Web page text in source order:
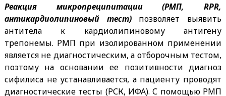
Реакция микропреципитации (РМП, RPR,
антикардиолипиновый тест)позволяет выявить
антитела к кардиолипиновому антигену
трепонемы. РМП при изолированном применении
является не диагностическим, а отборочным тестом,
поэтому на основании ее позитивности диагноз
сифилиса не устанавливается, а пациенту проводят
диагностические тесты (РСК, ИФА). С помощью РМП